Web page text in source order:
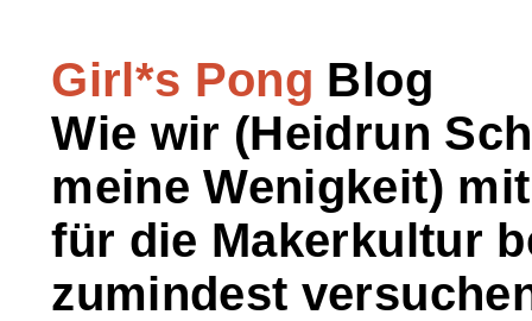
Girl*s Pong Blog
Wie wir (Heidrun
meine Wenigkeit)
für die Makerkultur
zumindest